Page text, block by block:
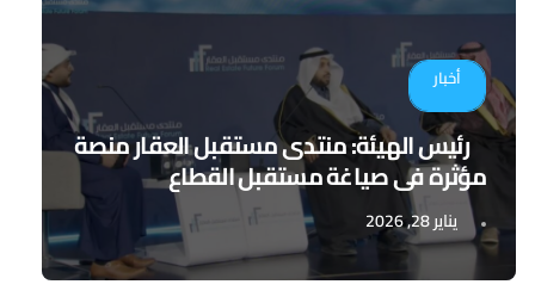
أخبار
رئيس الهيئة: منتدى مستقبل العقار منصة
مؤثرة في صياغة مستقبل القطاع
يناير 28, 2026